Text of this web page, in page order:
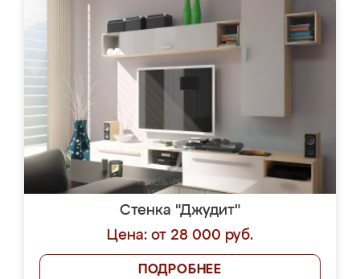
Стенка "Джудит"
Цена: от 28 000 руб.
ПОДРОБНЕЕ